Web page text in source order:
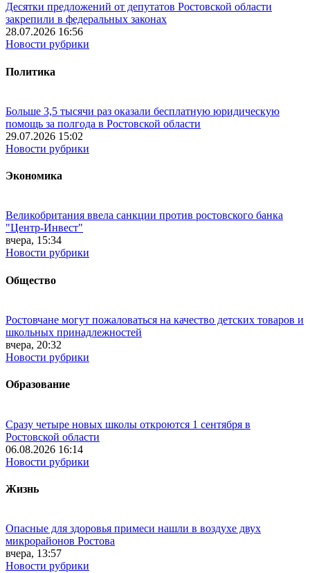
Десятки предложений от депутатов Ростовской области
закрепили в федеральных законах
28.07.2026 16:56
Новости рубрики
Политика
Больше 3,5 тысячи раз оказали бесплатную юридическую
помощь за полгода в Ростовской области
29.07.2026 15:02
Новости рубрики
Экономика
Великобритания ввела санкции против ростовского банка
"Центр-Инвест"
вчера, 15:34
Новости рубрики
Общество
Ростовчане могут пожаловаться на качество детских товаров и
школьных принадлежностей
вчера, 20:32
Новости рубрики
Образование
Сразу четыре новых школы откроются 1 сентября в
Ростовской области
06.08.2026 16:14
Новости рубрики
Жизнь
Опасные для здоровья примеси нашли в воздухе двух
микрорайонов Ростова
вчера, 13:57
Новости рубрики